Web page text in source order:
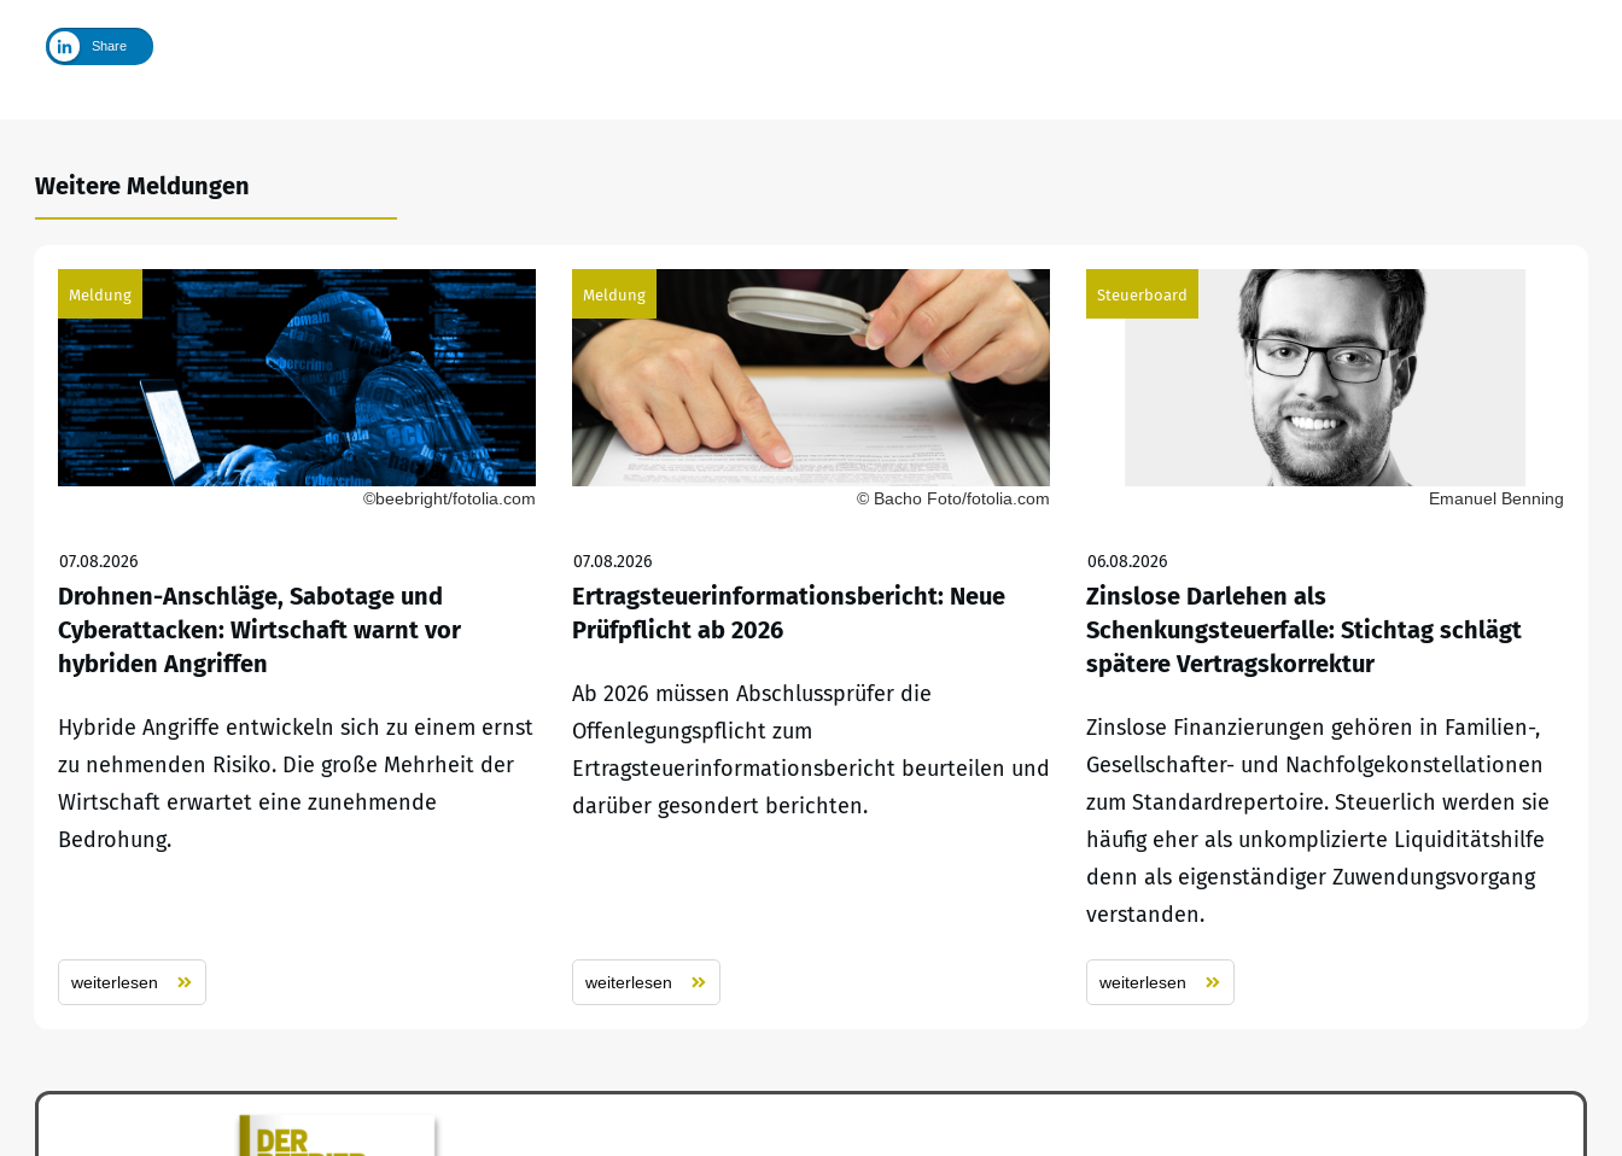
Share
Weitere Meldungen
Meldung
©beebright/fotolia.com
07.08.2026
Drohnen-Anschläge, Sabotage und
Cyberattacken: Wirtschaft warnt vor
hybriden Angriffen
Hybride Angriffe entwickeln sich zu einem ernst
zu nehmenden Risiko. Die große Mehrheit der
Wirtschaft erwartet eine zunehmende
Bedrohung.
weiterlesen
Meldung
© Bacho Foto/fotolia.com
07.08.2026
Ertragsteuerinformationsbericht: Neue
Prüfpflicht ab 2026
Ab 2026 müssen Abschlussprüfer die
Offenlegungspflicht zum
Ertragsteuerinformationsbericht beurteilen und
darüber gesondert berichten.
weiterlesen
Steuerboard
Emanuel Benning
06.08.2026
Zinslose Darlehen als
Schenkungsteuerfalle: Stichtag schlägt
spätere Vertragskorrektur
Zinslose Finanzierungen gehören in Familien-,
Gesellschafter- und Nachfolgekonstellationen
zum Standardrepertoire. Steuerlich werden sie
häufig eher als unkomplizierte Liquiditätshilfe
denn als eigenständiger Zuwendungsvorgang
verstanden.
weiterlesen